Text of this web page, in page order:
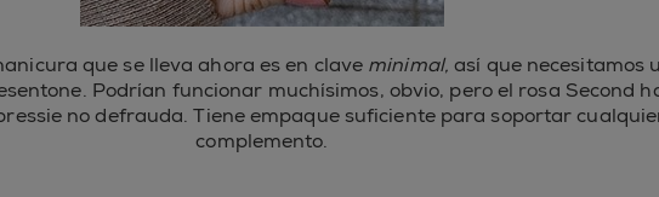
que se lleva ahora es en clave minimal, así que necesitamos
Podrían funcionar muchísimos, obvio, pero el rosa Second
no defrauda. Tiene empaque suficiente para soportar
complemento.